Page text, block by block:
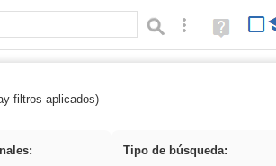
Búsqueda avanzada
Ayuda
(en
realista
filtros aplicados)
Tipo de búsqueda: